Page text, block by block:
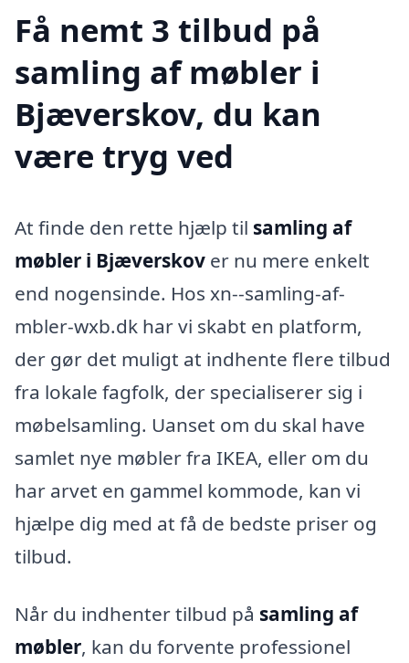
Få nemt 3 tilbud på
samling af møbler i
Bjæverskov, du kan
være tryg ved
At finde den rette hjælp til samling af
møbler i Bjæverskov er nu mere enkelt
end nogensinde. Hos xn--samling-af-
mbler-wxb.dk har vi skabt en platform,
der gør det muligt at indhente flere tilbud
fra lokale fagfolk, der specialiserer sig i
møbelsamling. Uanset om du skal have
samlet nye møbler fra IKEA, eller om du
har arvet en gammel kommode, kan vi
hjælpe dig med at få de bedste priser og
tilbud.
Når du indhenter tilbud på samling af
møbler, kan du forvente professionel